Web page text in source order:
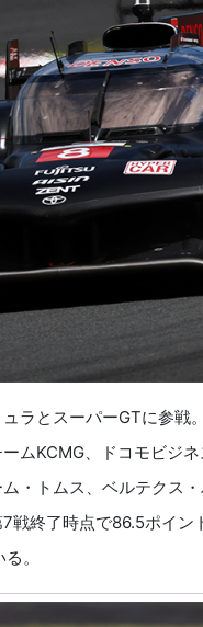
ラとスーパーGTに参戦
ムKCMG、ドコモビジ
・トムス、ベルテクス
戦終了時点で86.5ポイ
。